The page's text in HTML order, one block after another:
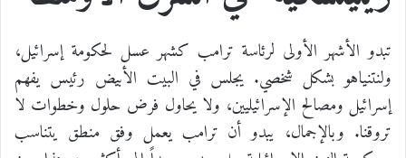
تبدو الأشهر الأولى لرئاسة ترامب كشهر عسل لحكومة إسرائيل،
ولنتنياهو بشكل شخصي. يجلس في البيت الأبيض رئيس يفهم
إسرائيل ومصالح الإسرائيليين، ولا يحاول فرض حلول وخطوات لا
تروقنا. وبالإجمال، يبدو أن ترامب يعمل وفق منطق يتناسب